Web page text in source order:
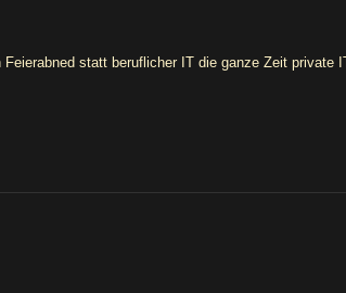
statt beruflicher IT die ganze Zeit private